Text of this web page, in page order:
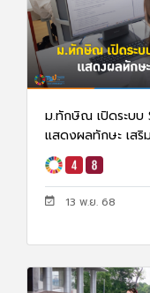
ม.ทักษิณ เปิดระบบ
แสดงผลทักษะ เสริ
13 พ.ย. 68